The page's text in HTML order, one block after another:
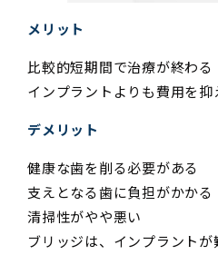
メリット
比較的短期間で治療が終わる
インプラントよりも費用を抑
デメリット
健康な歯を削る必要がある
支えとなる歯に負担がかかる
清掃性がやや悪い
ブリッジは、インプラント